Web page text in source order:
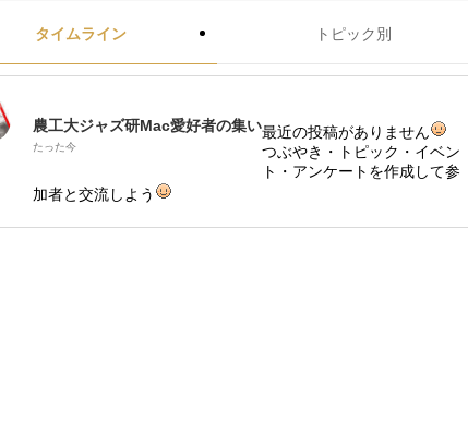
タイムライン トピック別
農工大ジャズ研Mac愛好者の集い
たった今
最近の投稿がありません
つぶやき・トピック・イベン
ト・アンケートを作成して参
加者と交流しよう